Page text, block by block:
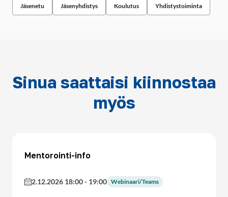
Jäsenetu Jäsenyhdistys Koulutus Yhdistystoiminta
Sinua saattaisi kiinnostaa
myös
Mentorointi-info
2.12.2026 18:00- 19:00 Webinaari/Teams